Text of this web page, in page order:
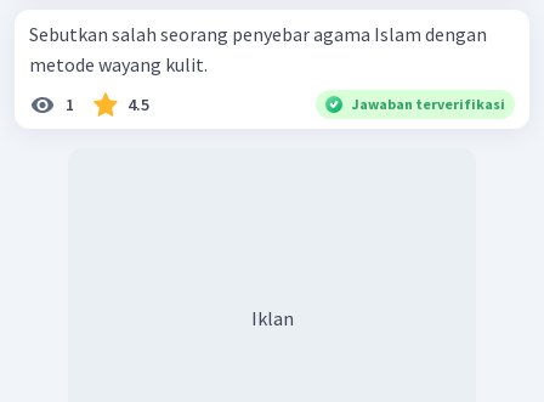
Sebutkan salah seorang penyebar agama Islam dengan
metode wayang kulit.
1 4.5 Jawaban terverifikasi
Iklan